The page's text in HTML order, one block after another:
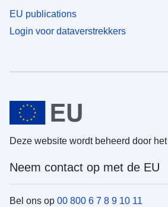
EU publications
Login voor dataverstrekkers
Deze website wordt beheerd door het
Neem contact op met de EU
Bel ons op 00 800 6 7 8 9 10 11